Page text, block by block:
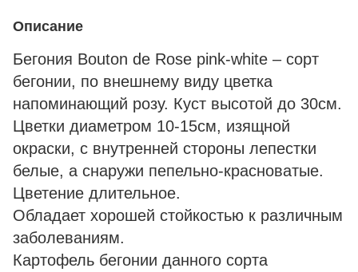
Описание
Бегония Bouton de Rose pink-white – сорт
бегонии, по внешнему виду цветка
напоминающий розу. Куст высотой до 30см.
Цветки диаметром 10-15см, изящной
окраски, с внутренней стороны лепестки
белые, а снаружи пепельно-красноватые.
Цветение длительное.
Обладает хорошей стойкостью к различным
заболеваниям.
Картофель бегонии данного сорта